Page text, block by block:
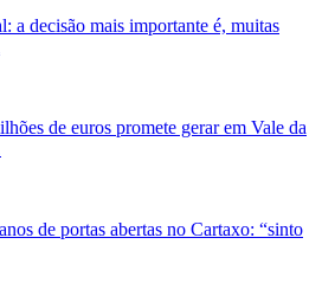
a decisão mais importante é, muitas
de euros promete gerar em Vale da
de portas abertas no Cartaxo: “sinto